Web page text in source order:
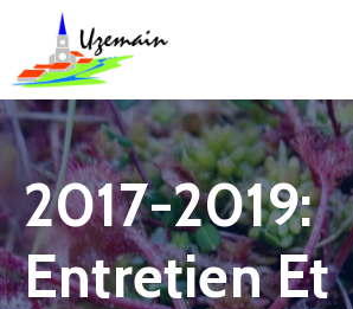
Actualités
Agenda
Votre
Commune
Votre
2017-2019:
Entretien Et